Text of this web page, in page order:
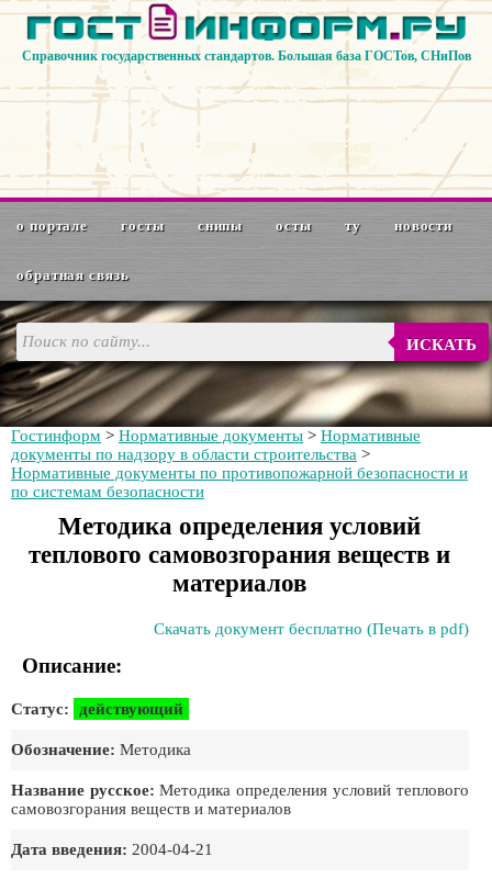
Справочник государственных стандартов. Большая база ГОСТов, СНиПов
о портале госты снипы осты ту новости
обратная связь
ИСКАТЬ
Гостинформ > Нормативные документы > Нормативные
документы по надзору в области строительства >
Нормативные документы по противопожарной безопасности и
по системам безопасности
Методика определения условий
теплового самовозгорания веществ и
материалов
Скачать документ бесплатно (Печать в pdf)
Описание:
Статус: действующий
Обозначение: Методика
Название русское: Методика определения условий теплового
самовозгорания веществ и материалов
Дата введения: 2004-04-21